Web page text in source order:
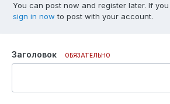
You can post now and register later. If
sign in now to post with your account.
Заголовок ОБЯЗАТЕЛЬНО